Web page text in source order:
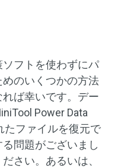
フトを使わずにパ
のいくつかの方法
ば幸いです。デー
Power Data
たファイルを復元で
問題がございまし
さい。あるいは、